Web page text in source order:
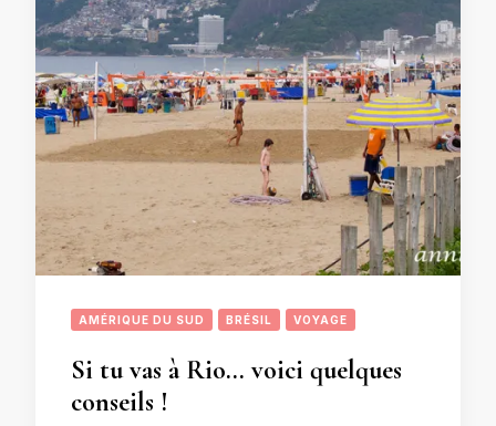
AMÉRIQUE DU SUD BRÉSIL VOYAGE
Si tu vas à Rio… voici quelques
conseils !